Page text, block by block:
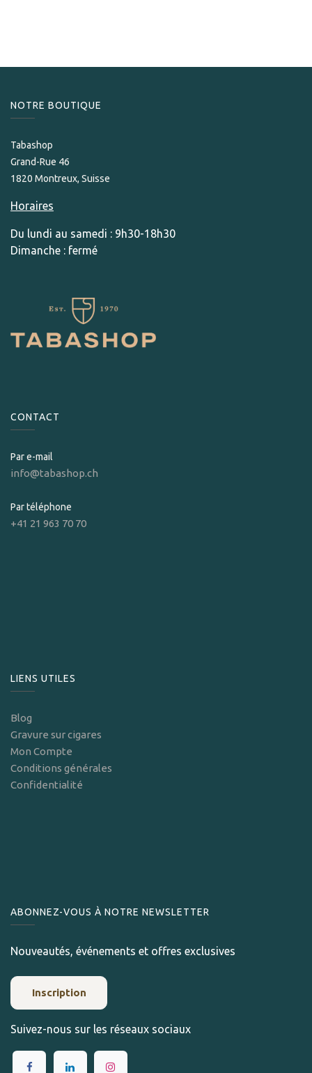
NOTRE BOUTIQUE
Tabashop
Grand-Rue 46
1820 Montreux, Suisse
Horaires
Du lundi au samedi : 9h30-18h30
Dimanche : fermé
CONTACT
Par e-mail
info@tabashop.ch
Par téléphone
+41 21 963 70 70
LIENS UTILES
Blog
Gravure sur cigares
Mon Compte
Conditions générales
Confidentialité
ABONNEZ-VOUS À NOTRE NEWSLETTER
Nouveautés, événements et offres exclusives
Inscription
Suivez-nous sur les réseaux sociaux